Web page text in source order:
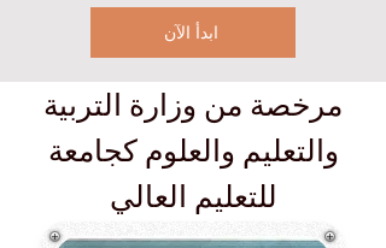
ابدأ الآن
مرخصة من وزارة التربية
والتعليم والعلوم كجامعة
للتعليم العالي